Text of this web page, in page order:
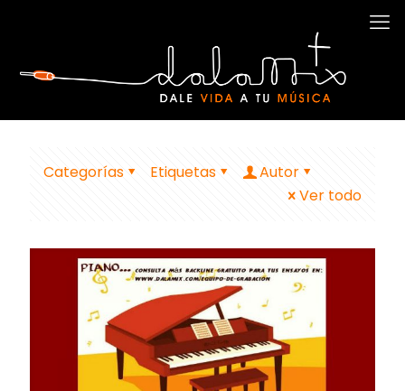
Categorías Etiquetas
Autor
Ver todo